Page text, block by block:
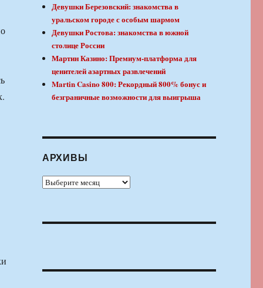
Девушки Березовский: знакомства в
уральском городе с особым шармом
Девушки Ростова: знакомства в южной
столице России
Мартин Казино: Премиум-платформа для
ценителей азартных развлечений
Martin Casino 800: Рекордный 800% бонус и
безграничные возможности для выигрыша
АРХИВЫ
Архивы